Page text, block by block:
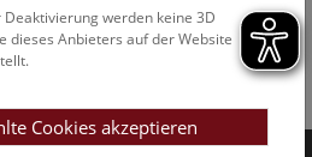
Deaktivierung werden keine 3D
dieses Anbieters auf der Website
Cookies akzeptieren